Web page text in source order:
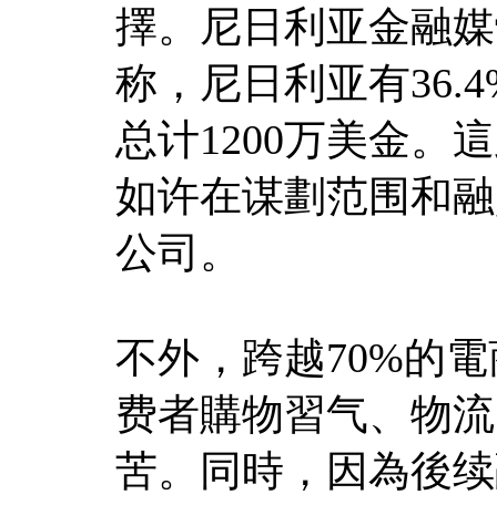
擇。尼日利亚金融
称，尼日利亚有
总计1200万美金。
如许在谋劃范围和
公司。
不外，跨越70%的
费者購物習气、物
苦。同時，因為後